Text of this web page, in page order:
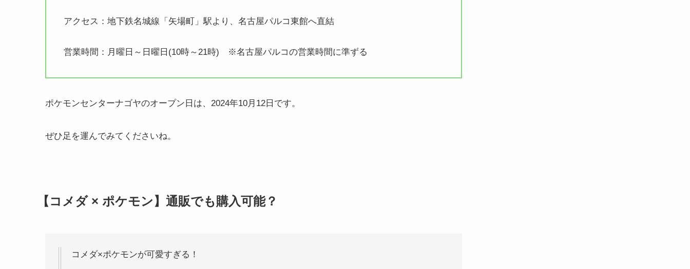
アクセス：地下鉄名城線「矢場町」駅より、名古屋パルコ東館へ直結
営業時間：月曜日～日曜日(10時～21時) ※名古屋パルコの営業時間に準ずる
ポケモンセンターナゴヤのオープン日は、2024年10月12日です。
ぜひ足を運んでみてくださいね。
【コメダ × ポケモン】通販でも購入可能？
コメダ×ポケモンが可愛すぎる！